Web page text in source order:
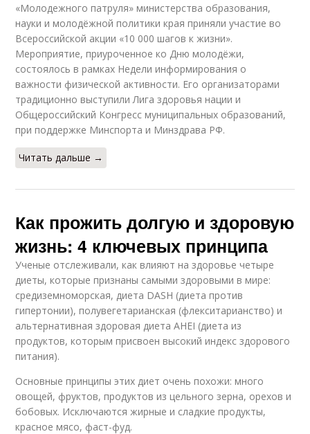
«Молодежного патруля» министерства образования,
науки и молодёжной политики края приняли участие во
Всероссийской акции «10 000 шагов к жизни».
Мероприятие, приуроченное ко Дню молодёжи,
состоялось в рамках Недели информирования о
важности физической активности. Его организаторами
традиционно выступили Лига здоровья нации и
Общероссийский Конгресс муниципальных образований,
при поддержке Минспорта и Минздрава РФ.
Читать дальше →
Как прожить долгую и здоровую
жизнь: 4 ключевых принципа
Ученые отслеживали, как влияют на здоровье четыре
диеты, которые признаны самыми здоровыми в мире:
средиземноморская, диета DASH (диета против
гипертонии), полувегетарианская (флекситарианство) и
альтернативная здоровая диета AHEI (диета из
продуктов, которым присвоен высокий индекс здорового
питания).
Основные принципы этих диет очень похожи: много
овощей, фруктов, продуктов из цельного зерна, орехов и
бобовых. Исключаются жирные и сладкие продукты,
красное мясо, фаст-фуд.